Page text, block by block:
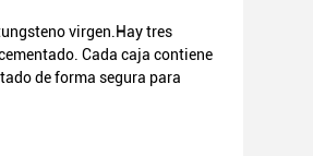
virgen.Hay tres
Cada caja contiene
de forma segura para